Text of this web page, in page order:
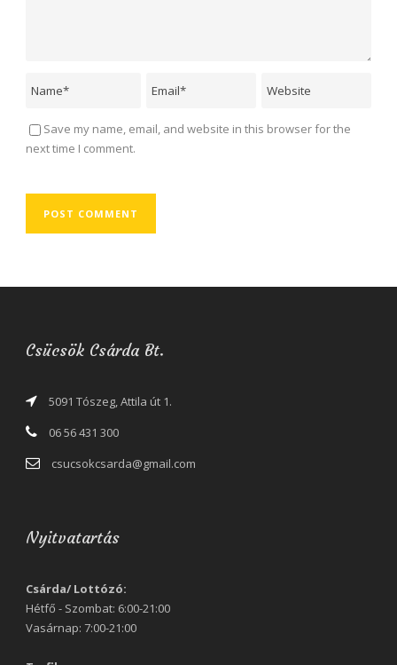
Save my name, email, and website in this browser for the
next time I comment.
Csücsök Csárda Bt.
5091 Tószeg, Attila út 1.
06 56 431 300
csucsokcsarda@gmail.com
Nyitvatartás
Csárda/ Lottózó:
Hétfő - Szombat: 6:00-21:00
Vasárnap: 7:00-21:00